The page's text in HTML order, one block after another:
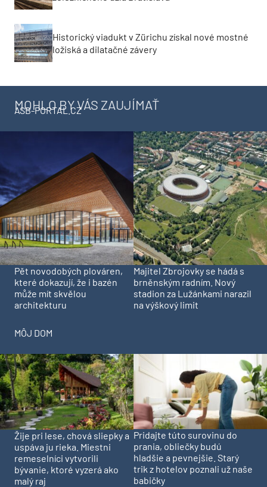
Historický viadukt v Zürichu získal nové mostné
ložiská a dilatačné závery
MOHLO BY VÁS ZAUJÍMAŤ
ASB-PORTAL.CZ
Pět novodobých plováren,
které dokazují, že i bazén
může mít skvělou
architekturu
Majitel Zbrojovky se hádá s
brněnským radním. Nový
stadion za Lužánkami narazil
na výškový limit
MÔJ DOM
Žije pri lese, chová sliepky a
uspáva ju rieka. Miestni
remeselníci vytvorili
bývanie, ktoré vyzerá ako
malý raj
Pridajte túto surovinu do
prania, obliečky budú
hladšie a pevnejšie. Starý
trik z hotelov poznali už naše
babičky